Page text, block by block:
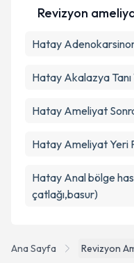
Ana Sayfa Revizyon
Revizyon
Hatay
Hatay Akalazya Tanı
Hatay Ameliyat
Hatay Ameliyat Yeri
Hatay Anal bölge
çatlağı,basur)